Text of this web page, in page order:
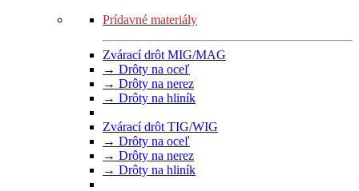
Prídavné materiály
Zvárací drôt MIG/MAG
→ Drôty na oceľ
→ Drôty na nerez
→ Drôty na hliník
Zvárací drôt TIG/WIG
→ Drôty na oceľ
→ Drôty na nerez
→ Drôty na hliník